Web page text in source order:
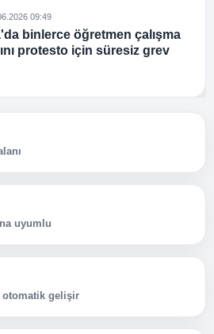
09:49
binlerce öğretmen çalışma
protesto için süresiz grev
uyumlu
otomatik gelişir